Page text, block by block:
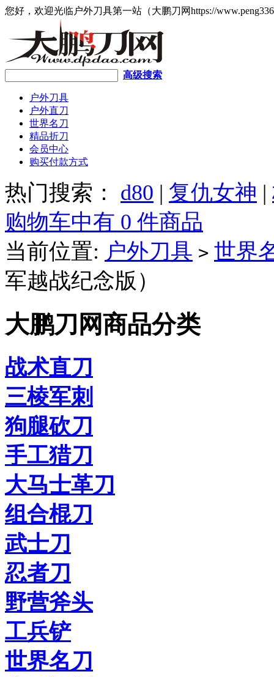
您好，欢迎光临户外刀具第一站（大鹏刀网https://
高级搜索
户外刀具
户外直刀
世界名刀
精品折刀
会员中心
购买付款方式
热门搜索： d80 | 复仇女神 |
购物车中有 0 件商品
当前位置: 户外刀具 > 世界
军越战纪念版）
大鹏刀网商品分类
战术直刀
三棱军刺
狗腿砍刀
手工猎刀
大马士革刀
组合棍刀
武士刀
忍者刀
野营斧头
工兵铲
世界名刀